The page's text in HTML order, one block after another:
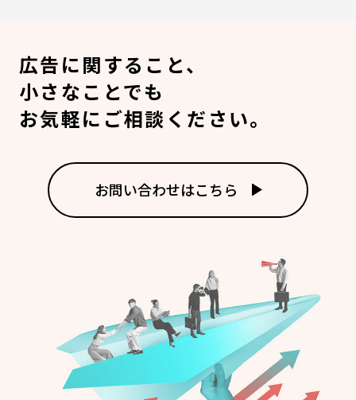
広告に関すること、
小さなことでも
お気軽にご相談ください。
お問い合わせはこちら